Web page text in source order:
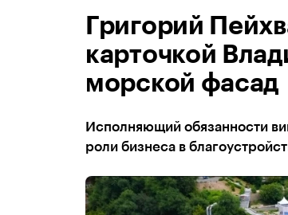
Григорий
карточкой
морской фасад
Исполняющий обязанности
роли бизнеса в